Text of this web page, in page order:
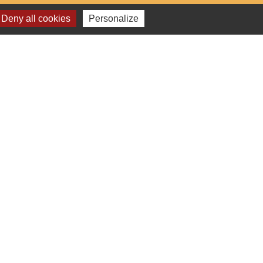
Deny all cookies Personalize